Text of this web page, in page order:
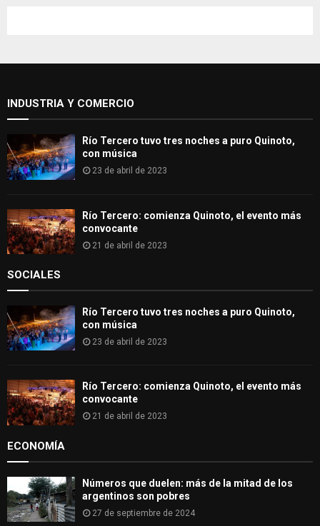
o
H
INDUSTRIA Y COMERCIO
Río Tercero tuvo tres noches a puro Quinoto,
con música
23 de abril de 2023
Río Tercero: comienza Quinoto, el evento más
convocante
21 de abril de 2023
SOCIALES
Río Tercero tuvo tres noches a puro Quinoto,
con música
23 de abril de 2023
Río Tercero: comienza Quinoto, el evento más
convocante
21 de abril de 2023
ECONOMÍA
Números que duelen: más de la mitad de los
argentinos son pobres
27 de septiembre de 2024